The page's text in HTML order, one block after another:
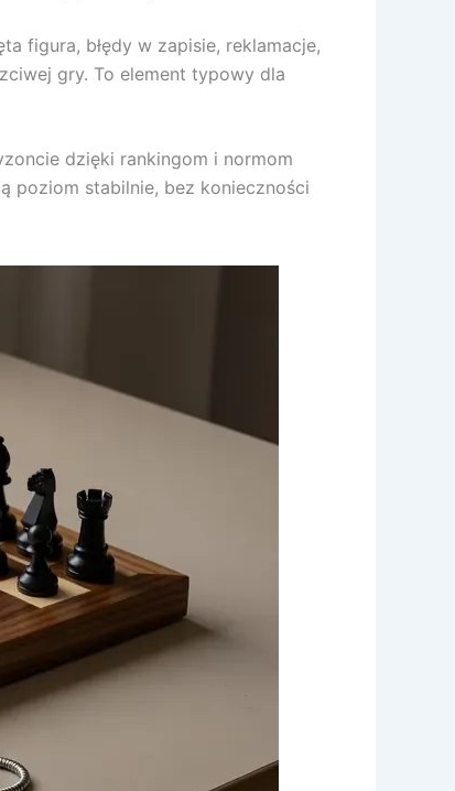
figura, błędy w zapisie, reklamacje,
gry. To element typowy dla
dzięki rankingom i normom
poziom stabilnie, bez konieczności